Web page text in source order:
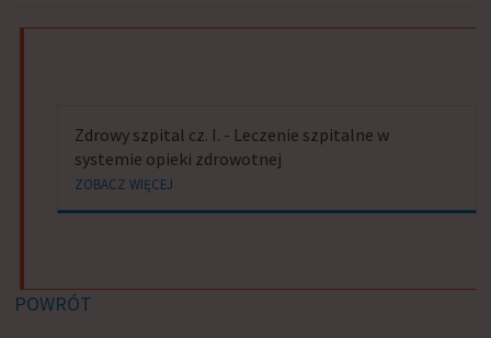
Zdrowy szpital cz. I. - Leczenie szpitalne w
systemie opieki zdrowotnej
ZOBACZ WIĘCEJ
POWRÓT